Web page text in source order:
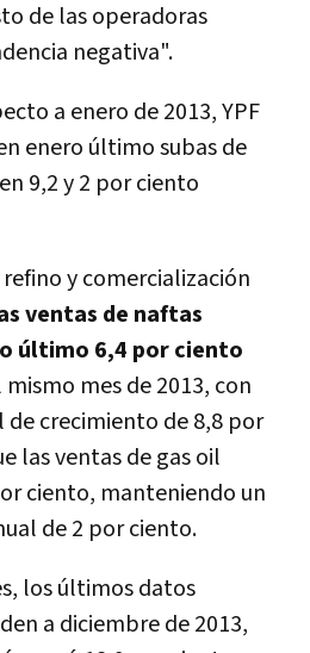
de las operadoras
negativa".
a enero de 2013, YPF
enero último subas de
9,2 y 2 por ciento
y comercialización
ventas de naftas
último 6,4 por ciento
mes de 2013, con
de crecimiento de 8,8 por
las ventas de gas oil
ciento, manteniendo un
de 2 por ciento.
los últimos datos
a diciembre de 2013,